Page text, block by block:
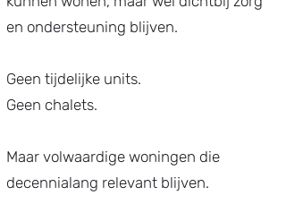
en ondersteuning blijven.
Geen tijdelijke units.
Geen chalets.
Maar volwaardige woningen die
decennialang relevant blijven.